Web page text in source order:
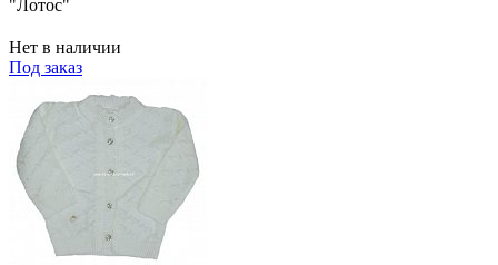
"Лотос"
Нет в наличии
Под заказ